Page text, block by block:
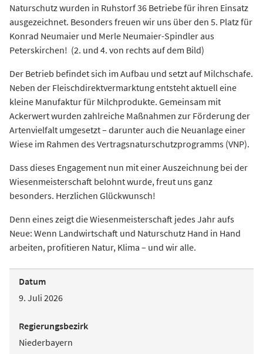
Naturschutz wurden in Ruhstorf 36 Betriebe für ihren Einsatz
ausgezeichnet. Besonders freuen wir uns über den 5. Platz für
Konrad Neumaier und Merle Neumaier-Spindler aus
Peterskirchen! (2. und 4. von rechts auf dem Bild)
Der Betrieb befindet sich im Aufbau und setzt auf Milchschafe.
Neben der Fleischdirektvermarktung entsteht aktuell eine
kleine Manufaktur für Milchprodukte. Gemeinsam mit
Ackerwert wurden zahlreiche Maßnahmen zur Förderung der
Artenvielfalt umgesetzt – darunter auch die Neuanlage einer
Wiese im Rahmen des Vertragsnaturschutzprogramms (VNP).
Dass dieses Engagement nun mit einer Auszeichnung bei der
Wiesenmeisterschaft belohnt wurde, freut uns ganz
besonders. Herzlichen Glückwunsch!
Denn eines zeigt die Wiesenmeisterschaft jedes Jahr aufs
Neue: Wenn Landwirtschaft und Naturschutz Hand in Hand
arbeiten, profitieren Natur, Klima – und wir alle.
Datum
9. Juli 2026
Regierungsbezirk
Niederbayern